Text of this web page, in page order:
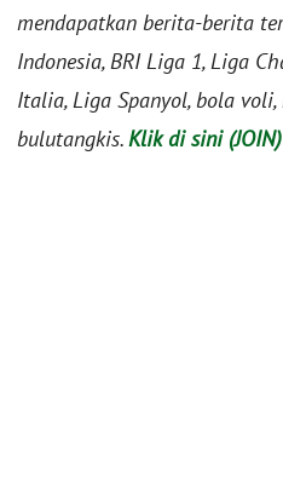
mendapatkan berita-berita
Indonesia, BRI Liga 1, Liga
Italia, Liga Spanyol, bola voli,
bulutangkis.Klik di sini (JOIN)